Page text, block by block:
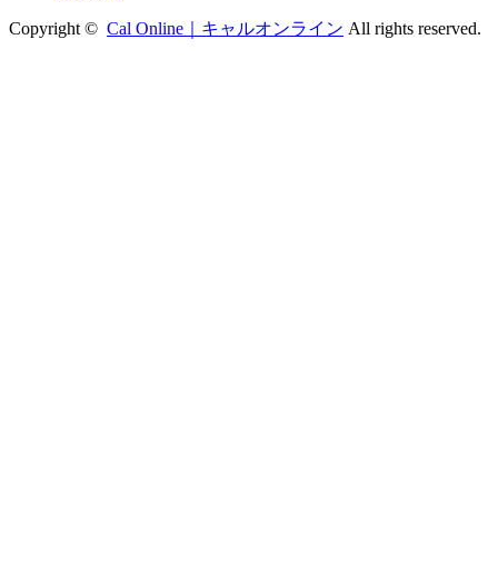
Copyright © Cal Online｜キャルオンライン All rights reserved.